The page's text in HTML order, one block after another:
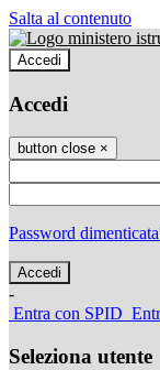
Salta al contenuto
Accedi
Accedi
button close ×
Password
-
Entra con SPID
Seleziona utente